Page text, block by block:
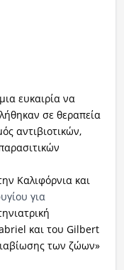
ευκαιρία να
σε θεραπεία
αντιβιοτικών,
Καλιφόρνια και
για
και του Gilbert
των ζώων»